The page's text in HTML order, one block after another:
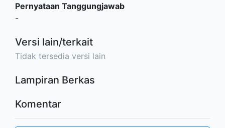
Pernyataan Tanggungjawab
-
Versi lain/terkait
Tidak tersedia versi lain
Lampiran Berkas
Komentar